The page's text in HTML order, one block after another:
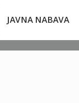
JAVNA NABAVA